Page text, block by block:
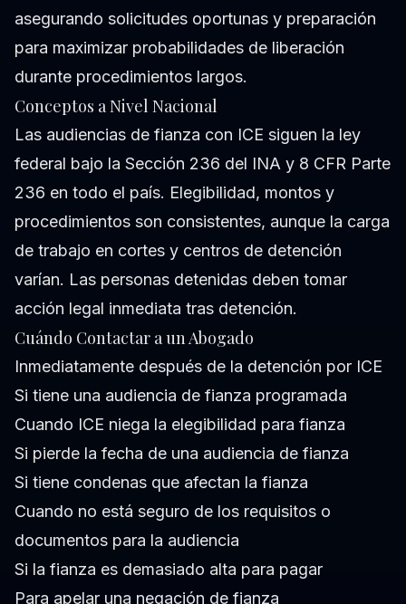
asegurando solicitudes oportunas y preparación
para maximizar probabilidades de liberación
durante procedimientos largos.
Conceptos a Nivel Nacional
Las audiencias de fianza con ICE siguen la ley
federal bajo la Sección 236 del INA y 8 CFR Parte
236 en todo el país. Elegibilidad, montos y
procedimientos son consistentes, aunque la carga
de trabajo en cortes y centros de detención
varían. Las personas detenidas deben tomar
acción legal inmediata tras detención.
Cuándo Contactar a un Abogado
Inmediatamente después de la detención por ICE
Si tiene una audiencia de fianza programada
Cuando ICE niega la elegibilidad para fianza
Si pierde la fecha de una audiencia de fianza
Si tiene condenas que afectan la fianza
Cuando no está seguro de los requisitos o
documentos para la audiencia
Si la fianza es demasiado alta para pagar
Para apelar una negación de fianza